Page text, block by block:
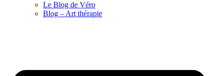
Le Blog de Véro
Blog – Art thérapie